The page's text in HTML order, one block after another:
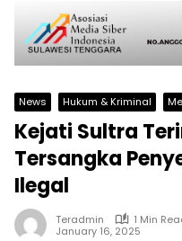
News Hukum & Kriminal
Kejati Sultra
Tersangka
Ilegal
Teradmin
1 Min
January 16, 2025